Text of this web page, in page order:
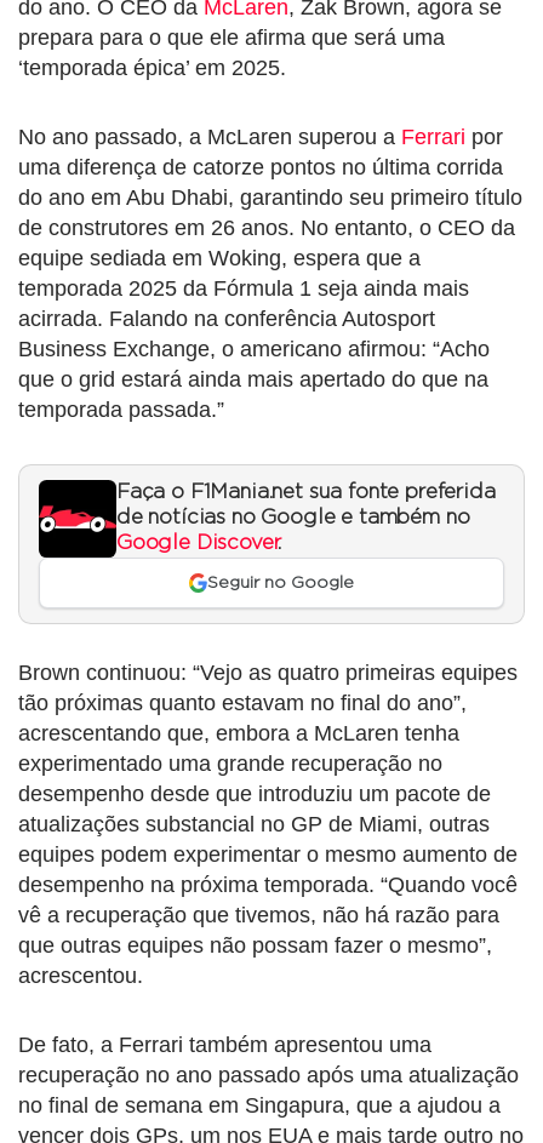
do ano. O CEO da McLaren, Zak Brown, agora se
prepara para o que ele afirma que será uma
‘temporada épica’ em 2025.
No ano passado, a McLaren superou a Ferrari por
uma diferença de catorze pontos no última corrida
do ano em Abu Dhabi, garantindo seu primeiro título
de construtores em 26 anos. No entanto, o CEO da
equipe sediada em Woking, espera que a
temporada 2025 da Fórmula 1 seja ainda mais
acirrada. Falando na conferência Autosport
Business Exchange, o americano afirmou: “Acho
que o grid estará ainda mais apertado do que na
temporada passada.”
Faça o F1Mania.net sua fonte preferida
de notícias no Google e também no
Google Discover.
Seguir no Google
Brown continuou: “Vejo as quatro primeiras equipes
tão próximas quanto estavam no final do ano”,
acrescentando que, embora a McLaren tenha
experimentado uma grande recuperação no
desempenho desde que introduziu um pacote de
atualizações substancial no GP de Miami, outras
equipes podem experimentar o mesmo aumento de
desempenho na próxima temporada. “Quando você
vê a recuperação que tivemos, não há razão para
que outras equipes não possam fazer o mesmo”,
acrescentou.
De fato, a Ferrari também apresentou uma
recuperação no ano passado após uma atualização
no final de semana em Singapura, que a ajudou a
vencer dois GPs, um nos EUA e mais tarde outro no